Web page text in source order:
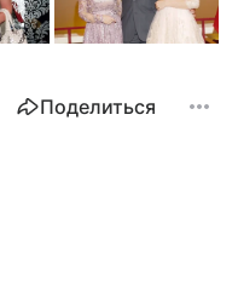
Поделиться